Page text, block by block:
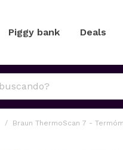
Piggy bank Deals
Braun ThermoScan 7 -